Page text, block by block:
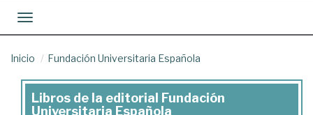
Toggle navigation
Inicio Fundación Universitaria Española
Libros
Libros de la editorial Fundación
Universitaria Española